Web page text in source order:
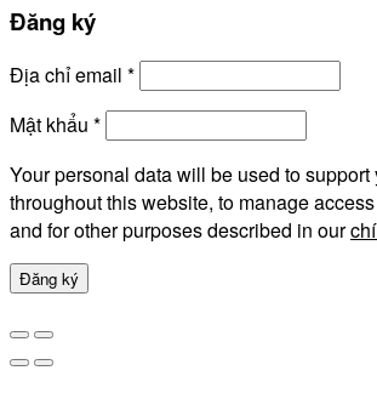
Đăng ký
Địa chỉ email *
Mật khẩu *
Your personal data will be used to
throughout this website, to manage
and for other purposes described in our
Đăng ký